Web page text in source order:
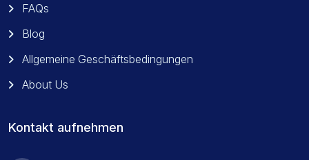
FAQs
Blog
Allgemeine Geschäftsbedingungen
About Us
Kontakt aufnehmen